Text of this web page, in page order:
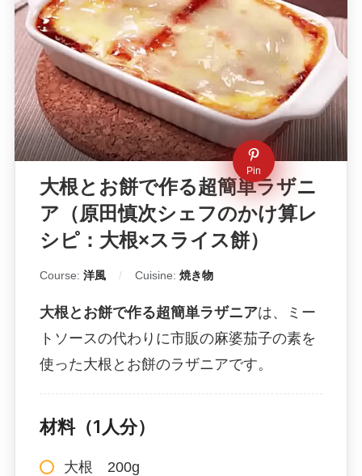
Pin
大根とお餅で作る超簡単ラザニ
ア（原田慎次シェフのかけ算レ
シピ：大根×スライス餅）
Course: 洋風 Cuisine: 焼き物
大根とお餅で作る超簡単ラザニアは、ミー
トソースの代わりに市販の麻婆茄子の素を
使った大根とお餅のラザニアです。
材料（1人分）
大根 200g